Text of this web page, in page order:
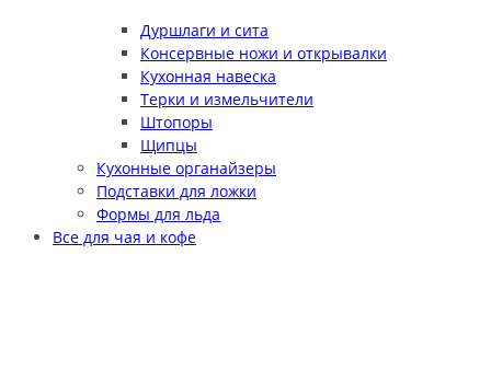
Дуршлаги и сита
Консервные ножи и открывалки
Кухонная навеска
Терки и измельчители
Штопоры
Щипцы
Кухонные органайзеры
Подставки для ложки
Формы для льда
Все для чая и кофе